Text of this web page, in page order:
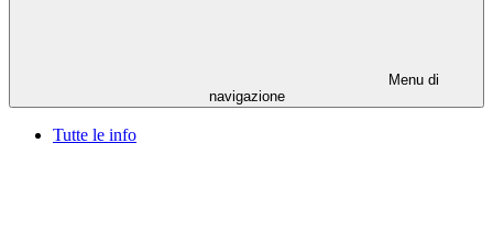
Menu di
navigazione
Tutte le info